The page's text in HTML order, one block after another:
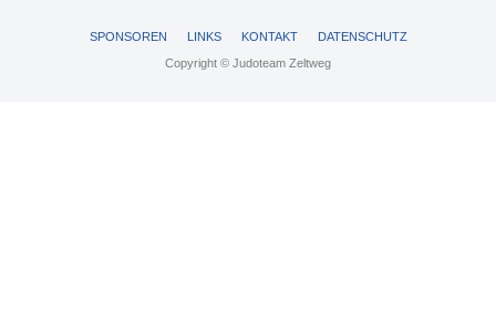
SPONSOREN LINKS KONTAKT
DATENSCHUTZ
Copyright © Judoteam Zeltweg